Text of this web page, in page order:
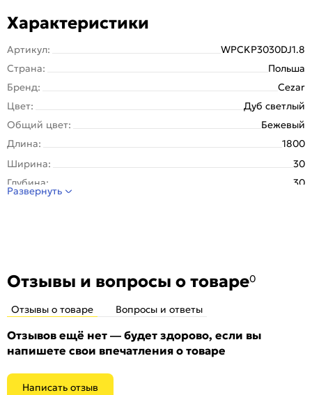
Характеристики
Артикул:
WPCKP3030DJ1.8
Страна:
Польша
Бренд:
Cezar
Цвет:
Дуб светлый
Общий цвет:
Бежевый
Длина:
1800
Ширина:
30
Глубина:
30
Развернуть
Отзывы и вопросы о товаре0
Отзывы о товаре Вопросы и ответы
Отзывов ещё нет — будет здорово, если вы
напишете свои впечатления о товаре
Написать отзыв